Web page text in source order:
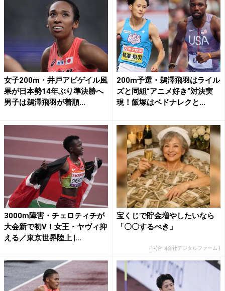
女子200m・井戸アビゲイル風
果が日本勢14年ぶり準決勝へ
男子は鵜澤飛羽が着順...
200m予選・鵜澤飛羽はライル
ズと同組“アニメ好き”対決実
現！飯塚はベドナレクと...
3000m障害・チェロティチが
大会新で初V！女王・ヤヴィ抑
える／東京世界陸上 |...
宝くじで貯金増やしたいなら
「〇〇するべき」
PR(合同会社デジタルファーム )